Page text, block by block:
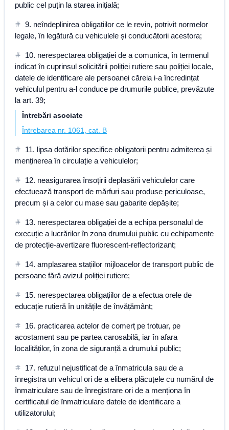
public cel puțin la starea inițială;
9. neîndeplinirea obligațiilor ce le revin, potrivit normelor
legale, în legătură cu vehiculele și conducătorii acestora;
10. nerespectarea obligației de a comunica, în termenul
indicat în cuprinsul solicitării poliției rutiere sau poliției locale,
datele de identificare ale persoanei căreia i-a încredințat
vehiculul pentru a-l conduce pe drumurile publice, prevăzute
la art. 39;
Întrebări asociate
Întrebarea nr. 1061, cat. B
11. lipsa dotărilor specifice obligatorii pentru admiterea și
menținerea în circulație a vehiculelor;
12. neasigurarea însoțirii deplasării vehiculelor care
efectuează transport de mărfuri sau produse periculoase,
precum și a celor cu mase sau gabarite depășite;
13. nerespectarea obligației de a echipa personalul de
execuție a lucrărilor în zona drumului public cu echipamente
de protecție-avertizare fluorescent-reflectorizant;
14. amplasarea stațiilor mijloacelor de transport public de
persoane fără avizul poliției rutiere;
15. nerespectarea obligațiilor de a efectua orele de
educație rutieră în unitățile de învățământ;
16. practicarea actelor de comerț pe trotuar, pe
acostament sau pe partea carosabilă, iar în afara
localităților, în zona de siguranță a drumului public;
17. refuzul nejustificat de a înmatricula sau de a
înregistra un vehicul ori de a elibera plăcuțele cu numărul de
înmatriculare sau de înregistrare ori de a menționa în
certificatul de înmatriculare datele de identificare a
utilizatorului;